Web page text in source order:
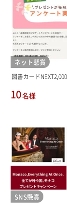
ネット懸賞
図書カード
10名様
SNS懸賞